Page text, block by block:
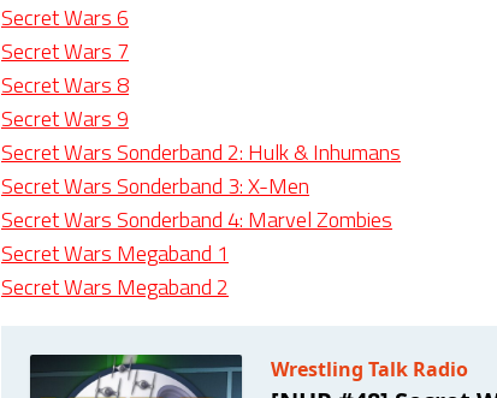
Secret Wars 6
Secret Wars 7
Secret Wars 8
Secret Wars 9
Secret Wars Sonderband 2: Hulk & Inhumans
Secret Wars Sonderband 3: X-Men
Secret Wars Sonderband 4: Marvel Zombies
Secret Wars Megaband 1
Secret Wars Megaband 2